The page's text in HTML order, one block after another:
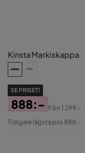
Kinsta Markiskappa
SE PRISET!
Pris
888:-
Original
Förr1 299:-
Tidigare lägsta pris 888:-